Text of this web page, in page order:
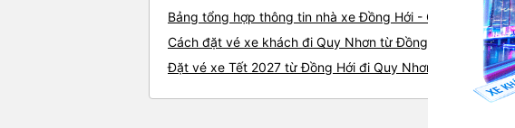
Bảng tổng hợp thông tin nhà xe Đồng Hới - Quy Nhơn
Cách đặt vé xe khách đi Quy Nhơn từ Đồng Hới nhanh và
Đặt vé xe Tết 2027 từ Đồng Hới đi Quy Nhơn